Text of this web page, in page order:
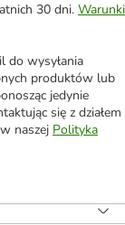
30 dni. Warunki
do wysyłania
produktów lub
jedynie
się z działem
naszej Polityka